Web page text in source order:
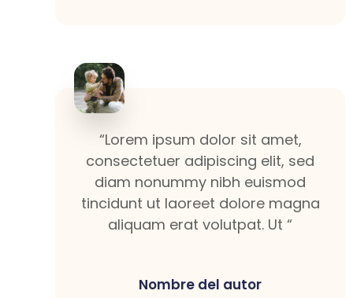
“Lorem ipsum dolor sit amet,
consectetuer adipiscing elit, sed
diam nonummy nibh euismod
tincidunt ut laoreet dolore magna
aliquam erat volutpat. Ut “
Nombre del autor